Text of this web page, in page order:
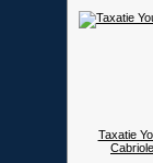
Taxatie